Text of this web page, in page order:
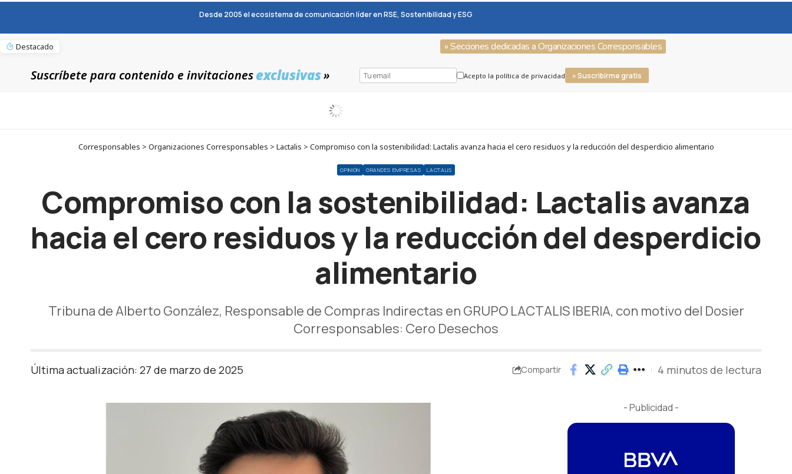
Desde 2005 el ecosistema de comunicación líder en RSE, Sostenibilidad y ESG
Destacado » Secciones dedicadas a Organizaciones Corresponsables
Suscríbete para contenido e invitacionesexclusivas» Acepto la política de privacidad » Suscribirme gratis
Corresponsables > Organizaciones Corresponsables > Lactalis > Compromiso con la sostenibilidad: Lactalis avanza hacia el cero residuos y la reducción del desperdicio alimentario
OPINIÓN GRANDES EMPRESAS LACTALIS
Compromiso con la sostenibilidad: Lactalis avanza
hacia el cero residuos y la reducción del desperdicio
alimentario
Tribuna de Alberto González, Responsable de Compras Indirectas en GRUPO LACTALIS IBERIA, con motivo del Dosier
Corresponsables: Cero Desechos
Última actualización: 27 de marzo de 2025 Compartir 4 minutos de lectura
- Publicidad -